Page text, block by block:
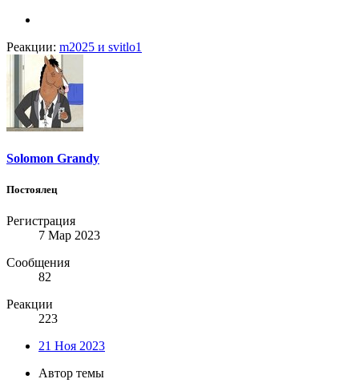
Реакции: m2025 и svitlo1
Solomon Grandy
Постоялец
Регистрация
7 Мар 2023
Сообщения
82
Реакции
223
21 Ноя 2023
Автор темы